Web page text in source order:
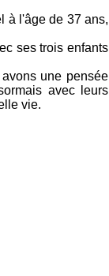
à l'âge de 37 ans,
ses trois enfants
une pensée
avec leurs
vie.